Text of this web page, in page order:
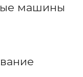
машины